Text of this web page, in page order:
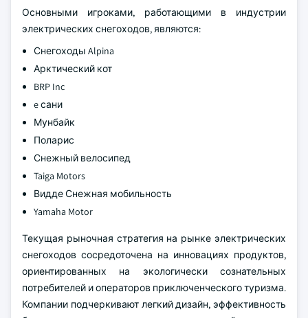
Основными игроками, работающими в индустрии
электрических снегоходов, являются:
Снегоходы Alpina
Арктический кот
BRP Inc
e сани
Мунбайк
Поларис
Снежный велосипед
Taiga Motors
Видде Снежная мобильность
Yamaha Motor
Текущая рыночная стратегия на рынке электрических
снегоходов сосредоточена на инновациях продуктов,
ориентированных на экологически сознательных
потребителей и операторов приключенческого туризма.
Компании подчеркивают легкий дизайн, эффективность